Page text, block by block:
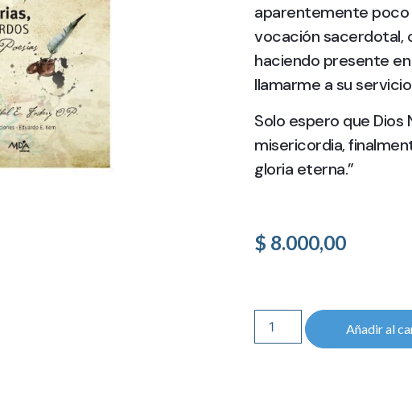
aparentemente poco
vocación sacerdotal,
haciendo presente
llamarme a su
Solo espero que Dios
misericordia,
gloria eterna.”
$ 8.000,00
Añadir al